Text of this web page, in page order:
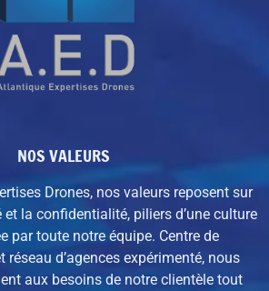
NOS VALEURS
Drones, nos valeurs reposent sur
et la confidentialité, piliers d’une culture
par toute notre équipe. Centre de
d’agences expérimenté, nous
aux besoins de notre clientèle tout